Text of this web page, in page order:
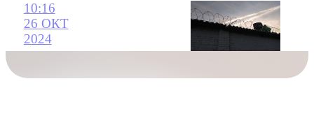
10:16
26 ОКТ
2024